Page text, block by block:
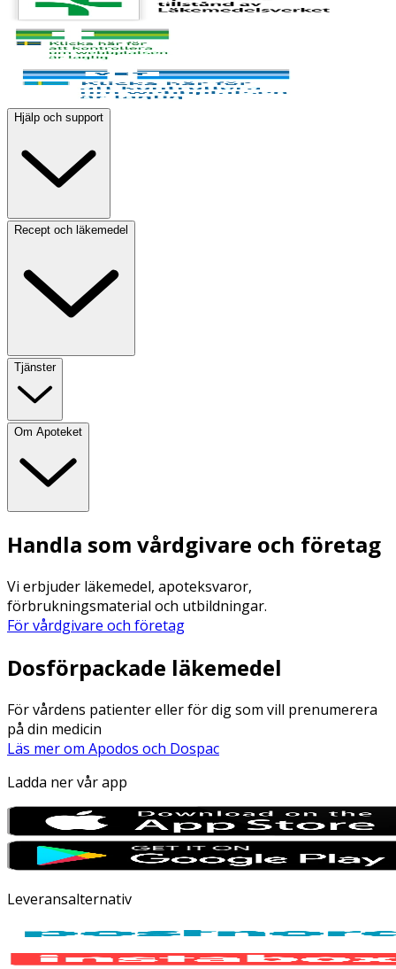
Hjälp och support
Recept och läkemedel
Tjänster
Om Apoteket
Handla som vårdgivare och företag
Vi erbjuder läkemedel, apoteksvaror,
förbrukningsmaterial och utbildningar.
För vårdgivare och företag
Dosförpackade läkemedel
För vårdens patienter eller för dig som vill prenumerera
på din medicin
Läs mer om Apodos och Dospac
Ladda ner vår app
Leveransalternativ